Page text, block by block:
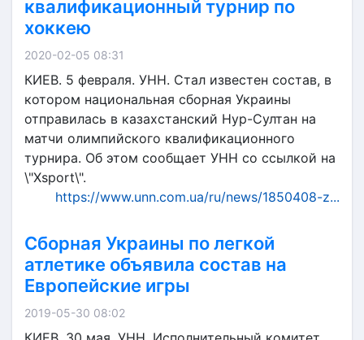
квалификационный турнир по
хоккею
2020-02-05 08:31
КИЕВ. 5 февраля. УНН. Стал известен состав, в
котором национальная сборная Украины
отправилась в казахстанский Нур-Султан на
матчи олимпийского квалификационного
турнира. Об этом сообщает УНН со ссылкой на
\"Xsport\".
https://www.unn.com.ua/ru/news/1850408-z...
Сборная Украины по легкой
атлетике объявила состав на
Европейские игры
2019-05-30 08:02